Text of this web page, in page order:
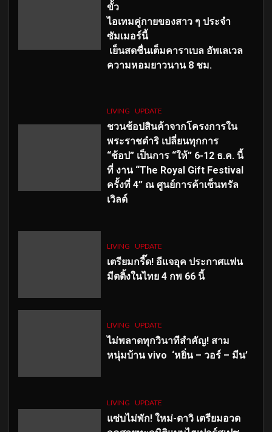
ขั้ว
ไอเทมคู่กายของสาว ๆ ประจำ
ซัมเมอร์นี้
เย็นสดชื่นเต็มคาราเบล อัพเลเวล
ความหอมยาวนาน 8 ชม.
LIVING UPDATE
ชวนช้อปสินค้าจากโครงการใน
พระราชดำริ เปลี่ยนทุกการ
“ช้อป” เป็นการ “ให้” 6-12 ธ.ค. นี้
ที่ งาน “The Royal Gift Festival
ครั้งที่ 4” ณ ศูนย์การค้าเซ็นทรัล
เวิลด์
LIVING UPDATE
เตรียมกรี๊ด! อีแจอุค ประกาศแฟน
มีตติ้งในไทย 4 กพ 66 นี้
LIVING UPDATE
ไม่พลาดทุกวินาทีสำคัญ! สาม
หนุ่มบ้าน vivo ‘หยิ่น – วอร์ – มีน’
LIVING UPDATE
แซ่บไม่พัก! ใหม่-ดาวิ เตรียมอวด